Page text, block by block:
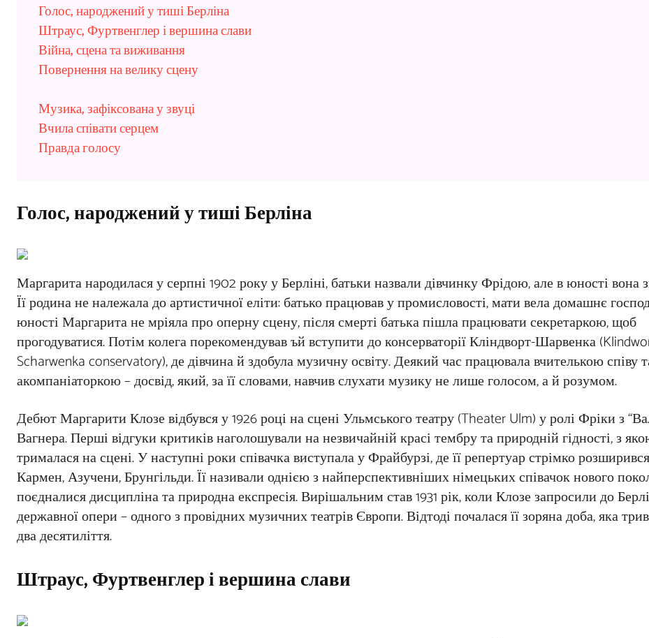
Голос, народжений у тиші Берліна
Штраус, Фуртвенглер і вершина слави
Війна, сцена та виживання
Повернення на велику сцену
Музика, зафіксована у звуці
Вчила співати серцем
Правда голосу
Голос, народжений у тиші Берліна
Маргарита народилася у серпні 1902 року у Берліні, батьки назвали дівчинку Фрідою, але в юності вона
Її родина не належала до артистичної еліти: батько працював у промисловості, мати вела домашнє
юності Маргарита не мріяла про оперну сцену, після смерті батька пішла працювати секретаркою, щоб
прогодуватися. Потім колега порекомендував ъй вступити до консерваторії Кліндворт-Шарвенка
Scharwenka conservatory), де дівчина й здобула музичну освіту. Деякий час працювала вчителькою співу
акомпаніаторкою – досвід, який, за її словами, навчив слухати музику не лише голосом, а й розумом.
Дебют Маргарити Клозе відбувся у 1926 році на сцені Ульмського театру (Theater Ulm) у ролі Фріки з
Вагнера. Перші відгуки критиків наголошували на незвичайній красі тембру та природній гідності, з
трималася на сцені. У наступні роки співачка виступала у Фрайбурзі, де її репертуар стрімко
Кармен, Азучени, Брунгільди. Її називали однією з найперспективніших німецьких співачок нового
поєдналися дисципліна та природна експресія. Вирішальним став 1931 рік, коли Клозе запросили до
державної опери – одного з провідних музичних театрів Європи. Відтоді почалася її зоряна доба, яка
два десятиліття.
Штраус, Фуртвенглер і вершина слави